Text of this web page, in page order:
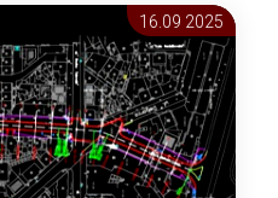
16.09 2025